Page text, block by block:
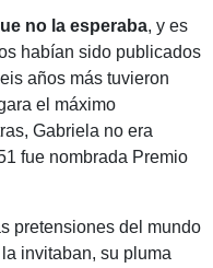
no la esperaba, y es
habían sido publicados
años más tuvieron
el máximo
Gabriela no era
fue nombrada Premio
pretensiones del mundo
invitaban, su pluma